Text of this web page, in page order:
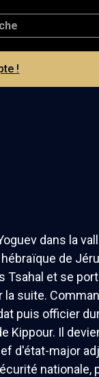
!
dans la
de
Tsahal et se
suite.
puis officier
Kippour. Il
d'état-major
nationale,